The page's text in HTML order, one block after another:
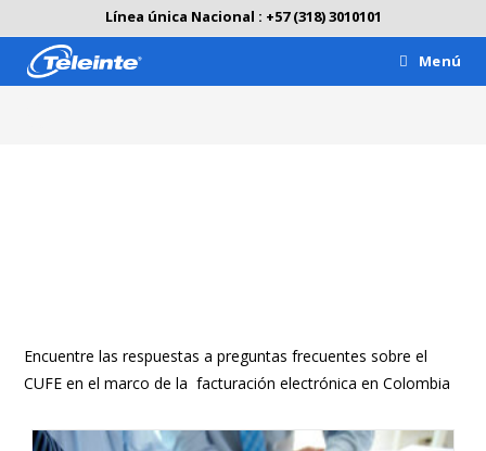
Línea única Nacional : +57 (318) 3010101
Menú
Encuentre las respuestas a preguntas frecuentes sobre el
CUFE en el marco de la facturación electrónica en Colombia